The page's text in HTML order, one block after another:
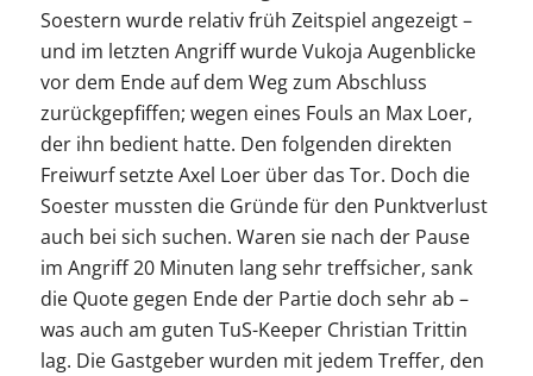
Soestern wurde relativ früh Zeitspiel angezeigt –
und im letzten Angriff wurde Vukoja Augenblicke
vor dem Ende auf dem Weg zum Abschluss
zurückgepfiffen; wegen eines Fouls an Max Loer,
der ihn bedient hatte. Den folgenden direkten
Freiwurf setzte Axel Loer über das Tor. Doch die
Soester mussten die Gründe für den Punktverlust
auch bei sich suchen. Waren sie nach der Pause
im Angriff 20 Minuten lang sehr treffsicher, sank
die Quote gegen Ende der Partie doch sehr ab –
was auch am guten TuS-Keeper Christian Trittin
lag. Die Gastgeber wurden mit jedem Treffer, den